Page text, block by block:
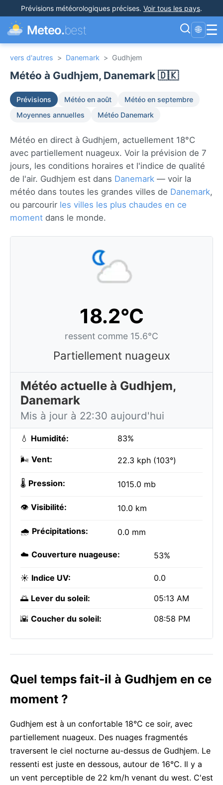
Prévisions météorologiques précises. Voir tous les pays.
Meteo.best 🌐 ☰
vers d'autres > Danemark > Gudhjem
Météo à Gudhjem, Danemark 🇩🇰
Prévisions Météo en août
Météo en septembre
Moyennes annuelles
Météo Danemark
Météo en direct à Gudhjem, actuellement 18°C
avec partiellement nuageux. Voir la prévision de 7
jours, les conditions horaires et l'indice de qualité
de l'air. Gudhjem est dans Danemark — voir la
météo dans toutes les grandes villes de Danemark,
ou parcourir les villes les plus chaudes en ce
moment dans le monde.
18.2°C
ressent comme 15.6°C
Partiellement nuageux
Météo actuelle à Gudhjem,
Danemark
Mis à jour à 22:30 aujourd'hui
💧 Humidité: 83%
🌬️ Vent: 22.3 kph (103°)
🌡️ Pression: 1015.0 mb
👁️ Visibilité: 10.0 km
🌧️ Précipitations: 0.0 mm
☁️ Couverture nuageuse: 53%
☀️ Indice UV: 0.0
🌅 Lever du soleil: 05:13 AM
🌇 Coucher du soleil: 08:58 PM
Quel temps fait-il à Gudhjem en ce
moment ?
Gudhjem est à un confortable 18°C ce soir, avec
partiellement nuageux. Des nuages fragmentés
traversent le ciel nocturne au-dessus de Gudhjem. Le
ressenti est juste en dessous, autour de 16°C. Il y a
un vent perceptible de 22 km/h venant du west. C'est